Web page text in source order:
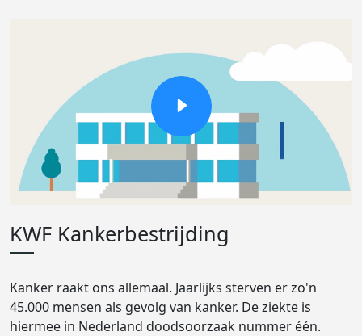
KWF Kankerbestrijding
Kanker raakt ons allemaal. Jaarlijks sterven er zo'n
45.000 mensen als gevolg van kanker. De ziekte is
hiermee in Nederland doodsoorzaak nummer één.